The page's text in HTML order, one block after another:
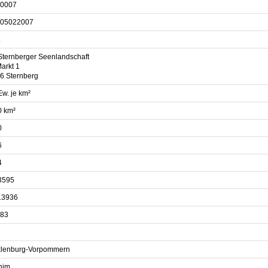
Seenlandschaft
1
Sternberg
je km²
km²
Vorpommern